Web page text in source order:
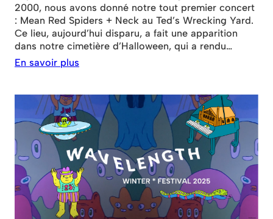
2000, nous avons donné notre tout premier concert
: Mean Red Spiders + Neck au Ted’s Wrecking Yard.
Ce lieu, aujourd’hui disparu, a fait une apparition
dans notre cimetière d’Halloween, qui a rendu
hommage à plusieurs de nos maisons au cours des
26 dernières années. Nous avons passé toute
sommes ravis de conclure en beauté en présentant
notre tout premier album.
En savoir plus